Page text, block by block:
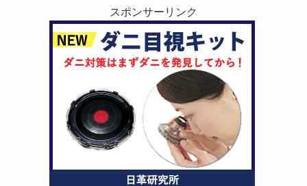
スポンサーリンク